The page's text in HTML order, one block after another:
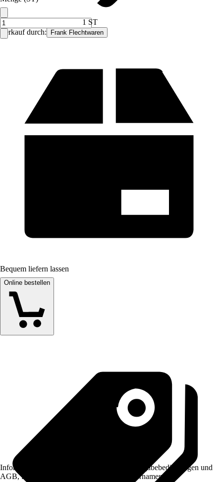
Verkauf durch: Frank Flechtwaren
1 ST
Bequem liefern lassen
Online bestellen
Informationen des Verkäufers, wie z. B. Rückgabebedingungen und
AGB, finden Sie bei Klick auf den Verkäufernamen.